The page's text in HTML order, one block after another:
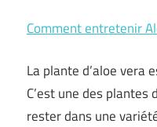
Comment entretenir
La plante d’aloe vera
C’est une des
rester dans une